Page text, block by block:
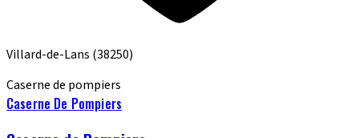
Villard-de-Lans (38250)
Caserne de pompiers
Caserne De Pompiers